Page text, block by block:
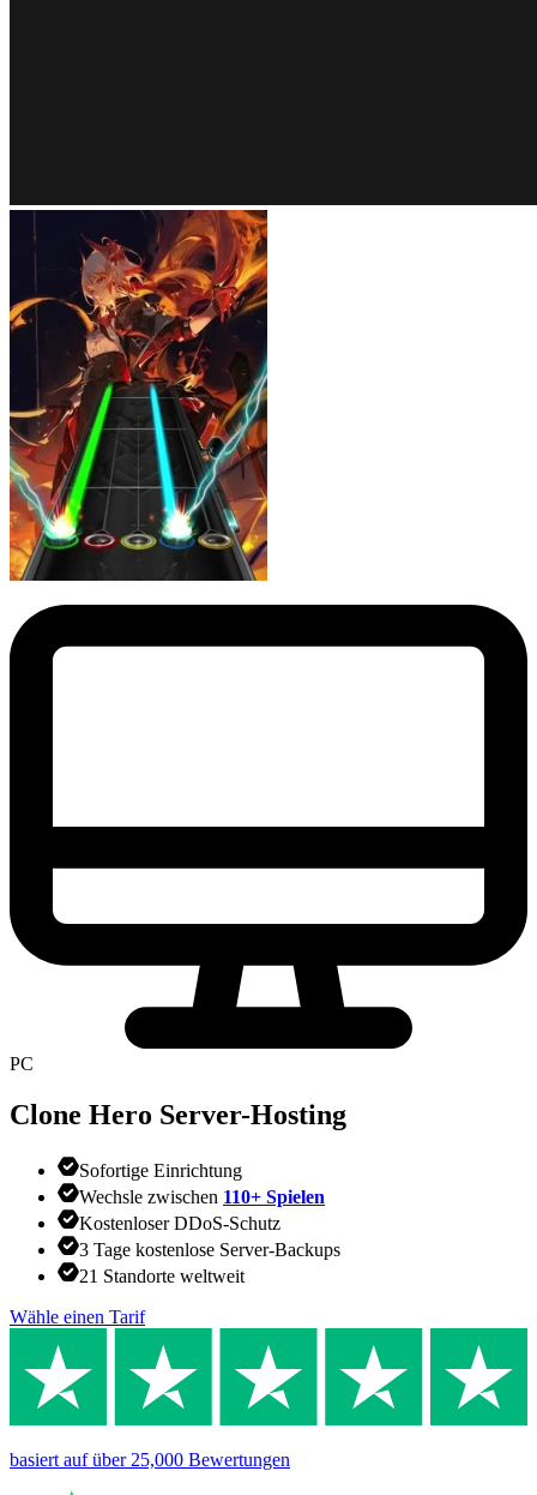
PC
Clone Hero Server-Hosting
Sofortige Einrichtung
Wechsle zwischen 110+ Spielen
Kostenloser DDoS-Schutz
3 Tage kostenlose Server-Backups
21 Standorte weltweit
Wähle einen Tarif
basiert aufüber 25,000 Bewertungen